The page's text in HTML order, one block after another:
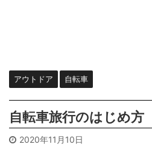
アウトドア 自転車
自転車旅行のはじめ方
2020年11月10日